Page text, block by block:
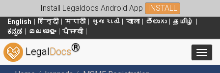
Install Legaldocs Android App INSTALL
English हिन्दी मराठी ગુજરાતી বাংলা తెలుగు
தமிழ்
ಕನ್ನಡ
മലയാളം ਪੰਜਾਬੀ
LegalDocs®